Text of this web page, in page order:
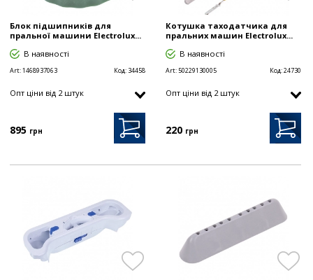
Блок підшипників для
пральної машини Electrolux...
В наявності
Art:1468937063 Код: 34458
Опт цiни від 2 штук
895 грн
Котушка таходатчика для
пральних машин Electrolux...
В наявності
Art:50229130005 Код:24730
Опт цiни від 2 штук
220 грн